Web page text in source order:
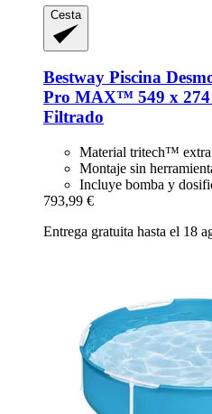
Cesta
Bestway Piscina
Pro MAX™ 549 x 274
Filtrado
Material tritech™ extra
Montaje sin
Incluye bomba y
793,99 €
Entrega gratuita hasta el 18